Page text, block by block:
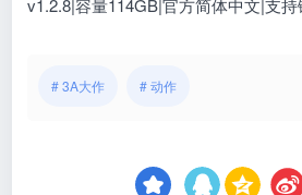
# 3A大作 # 动作